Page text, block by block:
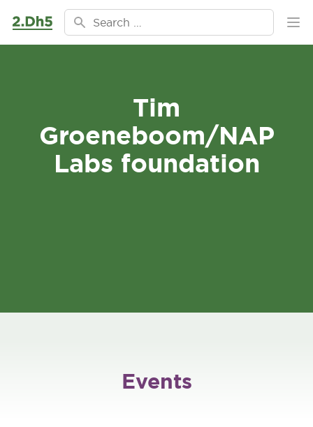
Ga naar de inhoud
Search for:
Tim
Groeneboom/NAP
Labs foundation
Events